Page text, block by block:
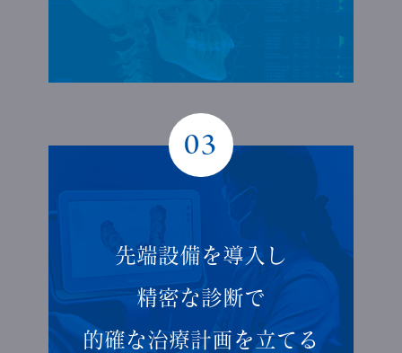
03
先端設備を導入し
精密な診断で
的確な治療計画を立てる